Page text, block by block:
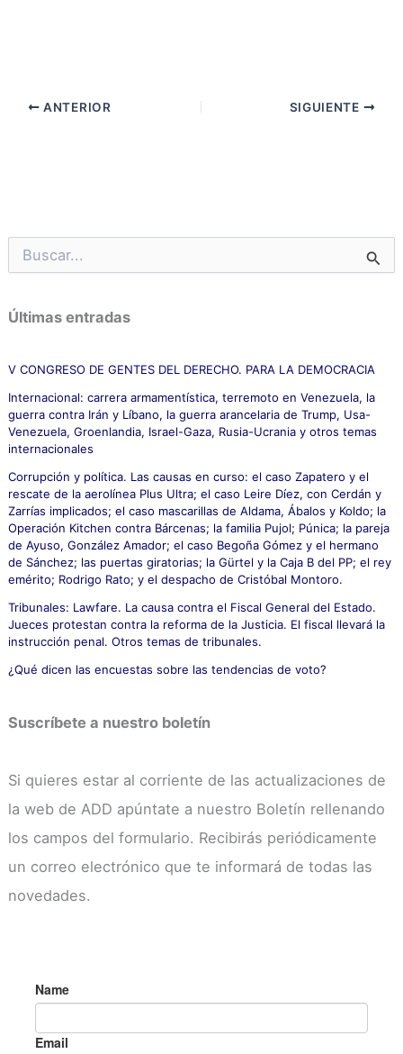
ANTERIOR SIGUIENTE
u
c
a
p
r
:
Últimas entradas
V CONGRESO DE GENTES DEL DERECHO. PARA LA DEMOCRACIA
Internacional: carrera armamentística, terremoto en Venezuela, la
guerra contra Irán y Líbano, la guerra arancelaria de Trump, Usa-
Venezuela, Groenlandia, Israel-Gaza, Rusia-Ucrania y otros temas
internacionales
Corrupción y política. Las causas en curso: el caso Zapatero y el
rescate de la aerolínea Plus Ultra; el caso Leire Díez, con Cerdán y
Zarrías implicados; el caso mascarillas de Aldama, Ábalos y Koldo; la
Operación Kitchen contra Bárcenas; la familia Pujol; Púnica; la pareja
de Ayuso, González Amador; el caso Begoña Gómez y el hermano
de Sánchez; las puertas giratorias; la Gürtel y la Caja B del PP; el rey
emérito; Rodrigo Rato; y el despacho de Cristóbal Montoro.
Tribunales: Lawfare. La causa contra el Fiscal General del Estado.
Jueces protestan contra la reforma de la Justicia. El fiscal llevará la
instrucción penal. Otros temas de tribunales.
¿Qué dicen las encuestas sobre las tendencias de voto?
Suscríbete a nuestro boletín
Si quieres estar al corriente de las actualizaciones de
la web de ADD apúntate a nuestro Boletín rellenando
los campos del formulario. Recibirás periódicamente
un correo electrónico que te informará de todas las
novedades.